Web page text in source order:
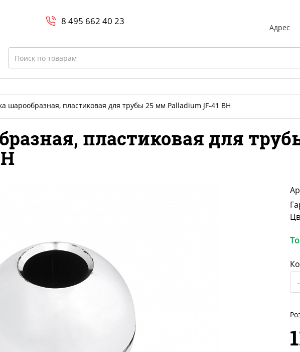
8 800-700-23-35
8 495 662 40 23
Адрес
Search
шарообразная, пластиковая для трубы 25 мм Palladium JF-41 BH
пластиковая для